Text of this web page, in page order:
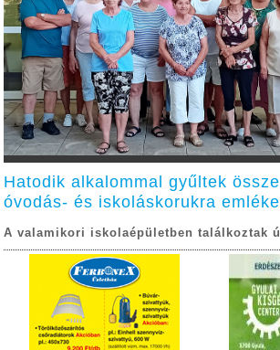
Hatodik alkalommal gyűltek
óvodás- és iskoláskorukra
A valamikori iskolaépületben találkoztak